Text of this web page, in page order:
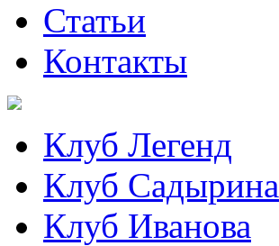
Статьи
Контакты
Клуб Легенд
Клуб Садырина
Клуб Иванова